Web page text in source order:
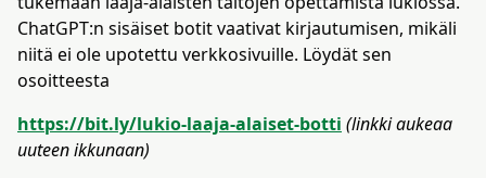
ChatGPT:n sisäiset botit vaativat kirjautumisen, mikäli
niitä ei ole upotettu verkkosivuille. Löydät sen
osoitteesta
https://bit.ly/lukio-laaja-alaiset-botti (linkki aukeaa
uuteen ikkunaan)